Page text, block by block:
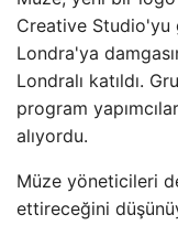
Creative Studio'yu
Londra'ya
Londralı katıldı.
program
alıyordu.
Müze yöneticileri
ettireceğini